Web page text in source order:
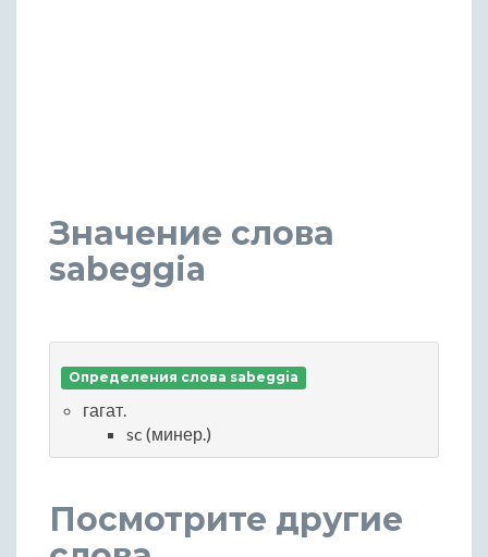
Значение слова
sabeggia
Определения слова sabeggia
гагат.
sc (минер.)
Посмотрите другие